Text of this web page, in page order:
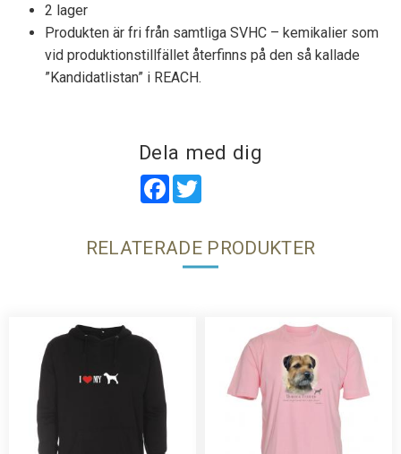
2 lager
Produkten är fri från samtliga SVHC – kemikalier som
vid produktionstillfället återfinns på den så kallade
”Kandidatlistan” i REACH.
Dela med dig
Facebook
RELATERADE PRODUKTER